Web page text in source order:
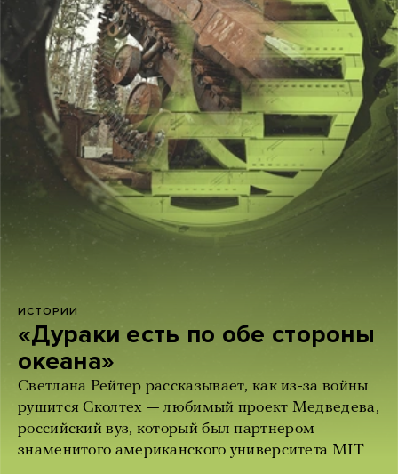
ИСТОРИИ
«Дураки есть по обе стороны
океана»
Светлана Рейтер рассказывает, как из-за войны
рушится Сколтех — любимый проект Медведева,
российский вуз, который был партнером
знаменитого американского университета MIT